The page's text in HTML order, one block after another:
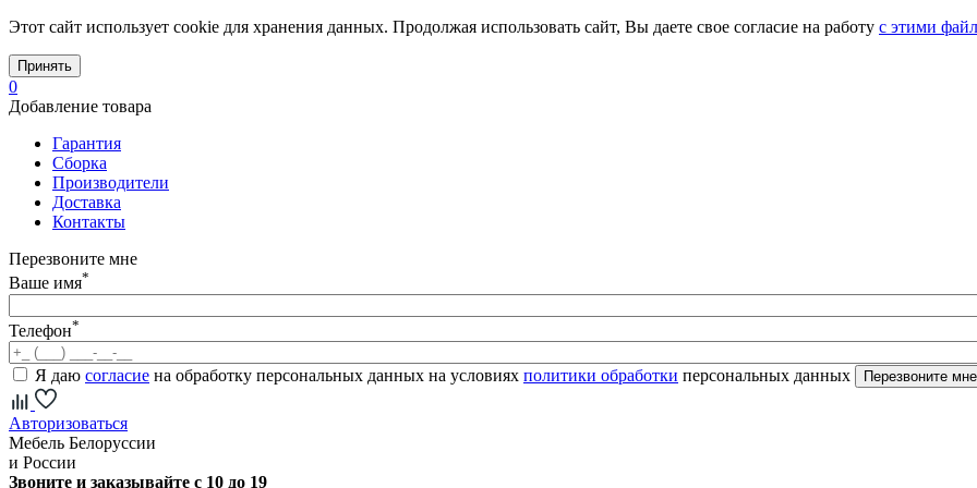
Этот сайт использует cookie для хранения данных. Продолжая использовать сайт, Вы даете свое согласие на работу с этими
Принять
0
Добавление товара
Гарантия
Сборка
Производители
Доставка
Контакты
Перезвоните мне
Ваше имя*
Телефон*
Я даю согласие на обработку персональных данных на условиях политики обработки персональных данных
Авторизоваться
Мебель Белоруссии
и России
Звоните и заказывайте с 10 до 19